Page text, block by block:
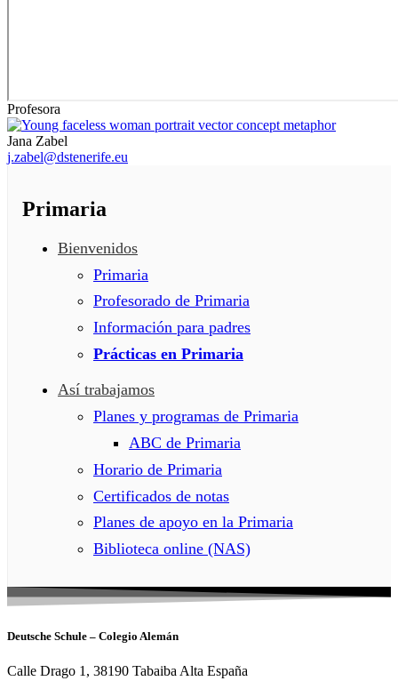
Profesora
Jana Zabel
j.zabel@dstenerife.eu
Primaria
Bienvenidos
Primaria
Profesorado de Primaria
Información para padres
Prácticas en Primaria
Así trabajamos
Planes y programas de Primaria
ABC de Primaria
Horario de Primaria
Certificados de notas
Planes de apoyo en la Primaria
Biblioteca online (NAS)
Deutsche Schule – Colegio Alemán
Calle Drago 1, 38190 Tabaiba Alta España